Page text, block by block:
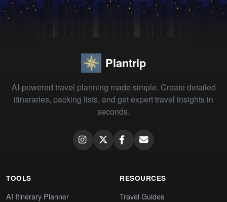
Plantrip
AI-powered travel planning made simple. Create detailed
itineraries, packing lists, and get expert travel insights in
seconds.
TOOLS
AI Itinerary Planner
RESOURCES
Travel Guides